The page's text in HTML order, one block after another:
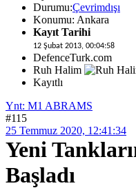
Durumu:Çevrimdışı
Konumu: Ankara
Kayıt Tarihi
12 Şubat 2013, 00:04:58
DefenceTurk.com
Ruh Halim
Kayıtlı
Ynt: M1 ABRAMS
#115
25 Temmuz 2020, 12:41:34
Yeni
Başladı